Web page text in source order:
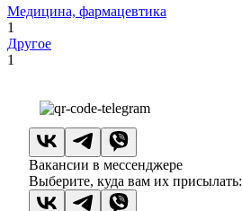
Медицина, фармацевтика
1
Другое
1
Вакансии в мессенджере
Выберите, куда вам их присылать: